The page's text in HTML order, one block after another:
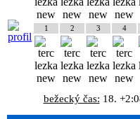
1 2 3 4
bežecký čas: 18.